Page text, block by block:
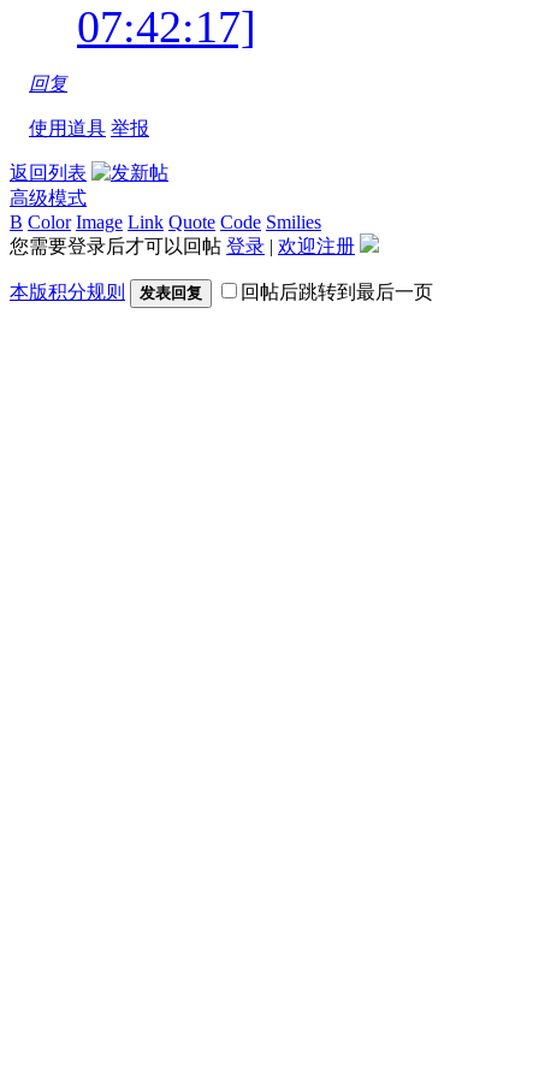
07:42:17]
回复
使用道具 举报
返回列表
高级模式
B Color Image Link Quote Code Smilies
您需要登录后才可以回帖 登录 | 欢迎注册
本版积分规则 发表回复 回帖后跳转到最后一页